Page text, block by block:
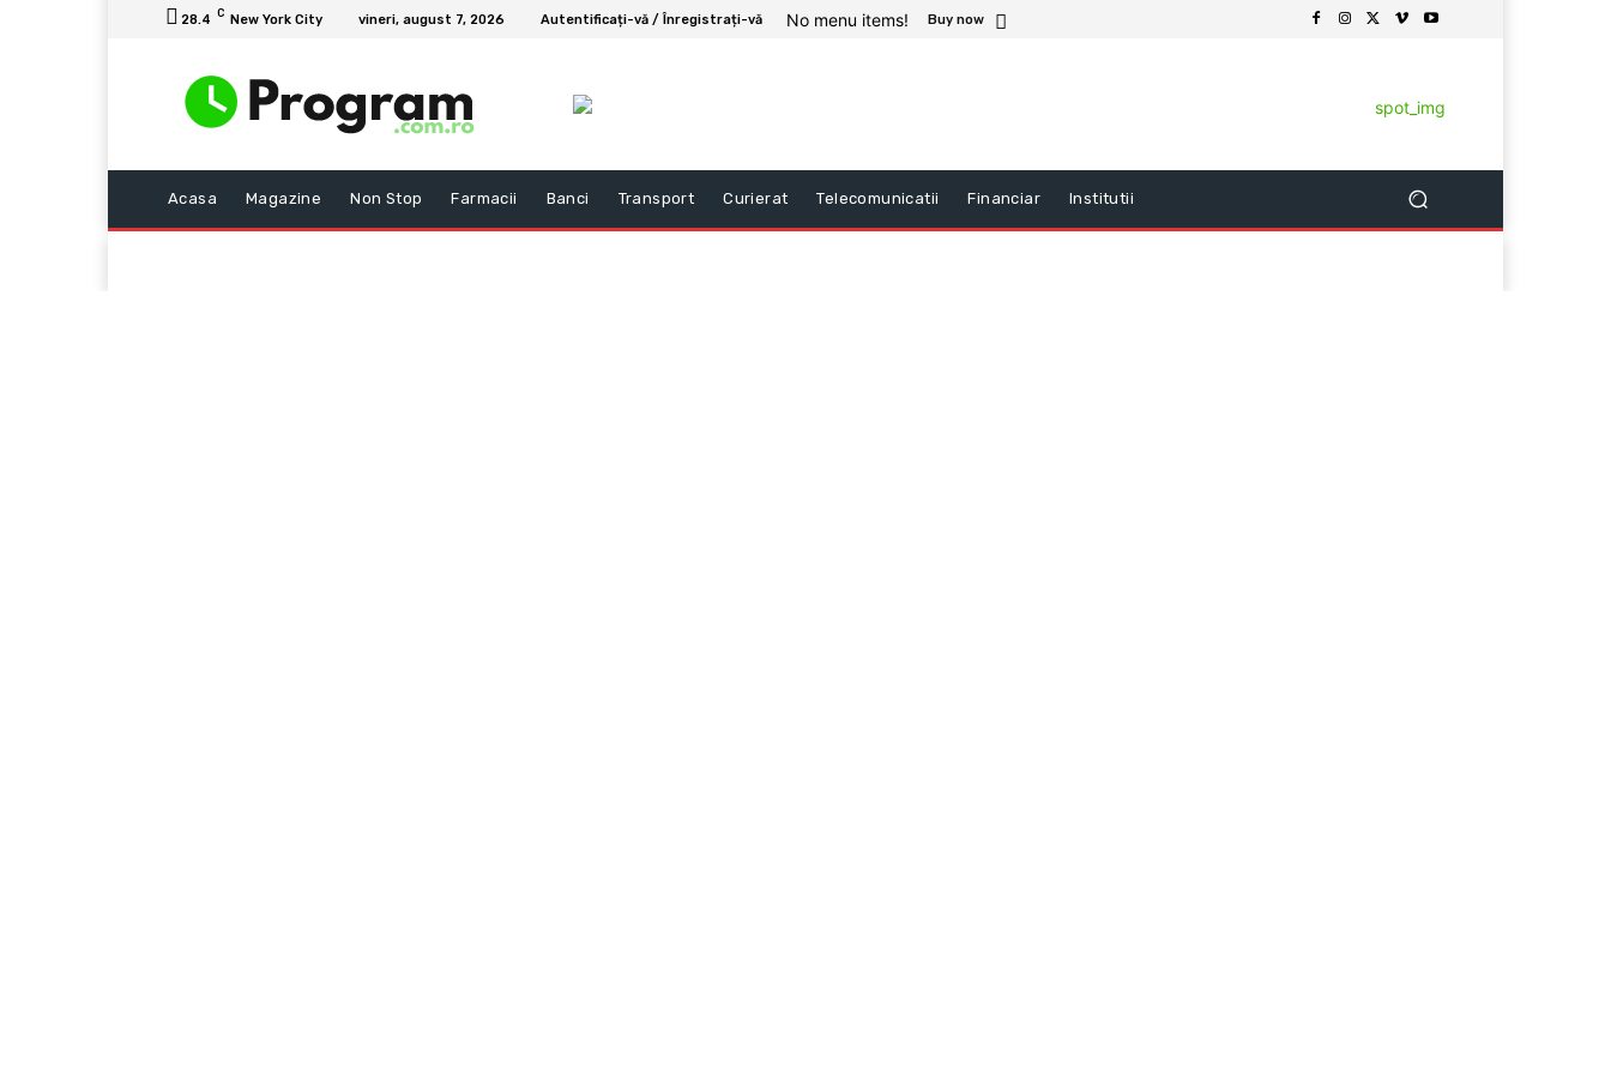
28.4 C New York City vineri, august 7, 2026 Autentificați-vă / Înregistrați-vă No menu items! Buy now
Acasa Magazine Non Stop Farmacii Banci Transport Curierat Telecomunicatii Financiar Institutii